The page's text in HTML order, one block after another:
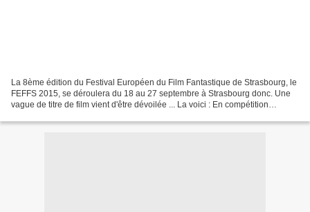
La 8ème édition du Festival Européen du Film Fantastique de Strasbourg, le
FEFFS 2015, se déroulera du 18 au 27 septembre à Strasbourg donc. Une
vague de titre de film vient d'être dévoilée ... La voici : En compétition